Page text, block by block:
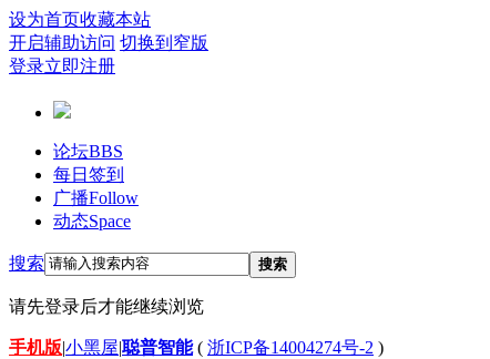
设为首页收藏本站
开启辅助访问 切换到窄版
登录立即注册
论坛BBS
每日签到
广播Follow
动态Space
搜索 搜索
请先登录后才能继续浏览
手机版|小黑屋|聪普智能( 浙ICP备14004274号-2 )